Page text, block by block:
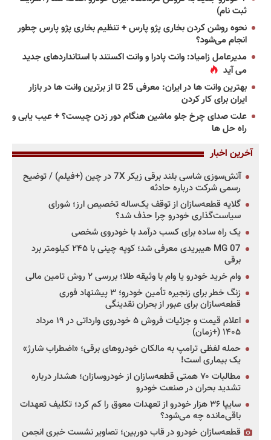
ثبت نام)
نحوه روشن کردن بخاری پژو پارس + تنظیم بخاری پژو پارس چطور
انجام می‌شود؟
مدیرعامل زامیاد: وانت پادرا و وانت اکستند با استانداردهای جدید
می آید
بهترین وانت ها در ایران: معرفی 25 تا از برترین وانت ها در بازار
ایران برای کار کردن
علت صدای چرخ جلو ماشین هنگام دور زدن چیست؟ + عیب یابی و
راه حل ها
آخرین اخبار
آتش‌سوزی شاسی بلند برقی زیکر 7X در چین (+فیلم) / توضیح
رسمی شرکت درباره حادثه
گلایه قطعه‌سازان از توقف یک‌ساله تخصیص ارز؛ شورای
سیاست‌گذاری خودرو چرا حذف شد؟
یک راه ساده برای کسب درآمد با خودروی شخصی
MG 07 هیبریدی معرفی شد؛ کوپه چینی با ۲۴۵ کیلومتر برد
برقی
وام خرید خودرو یا وام با وثیقه طلا؛ بررسی ۲ روش تامین مالی
زنگ خطر برای زنجیره تأمین خودرو؛ ۳ پیشنهاد فوری
قطعه‌سازان برای عبور از بحران نقدینگی
اعلام قیمت و جزئیات فروش ۵ خودروی وارداتی در ۱۹ مرداد
۱۴۰۵ (+زمان)
حمله لفظی ترامپ به مالکان خودروهای برقی؛ «اضطراب شارژ»
یک بیماری است!
مطالبات ۷۰ همتی قطعه‌سازان از خودروسازان؛ هشدار درباره
تشدید بحران در صنعت خودرو
سایپا ۳۶ هزار خودرو از تعهدات معوق را کم کرد؛ تکلیف تعهدات
باقی‌مانده چه می‌شود؟
قطعه‌سازان خودرو در قاب دوربین؛ تصاویر نشست خبری انجمن